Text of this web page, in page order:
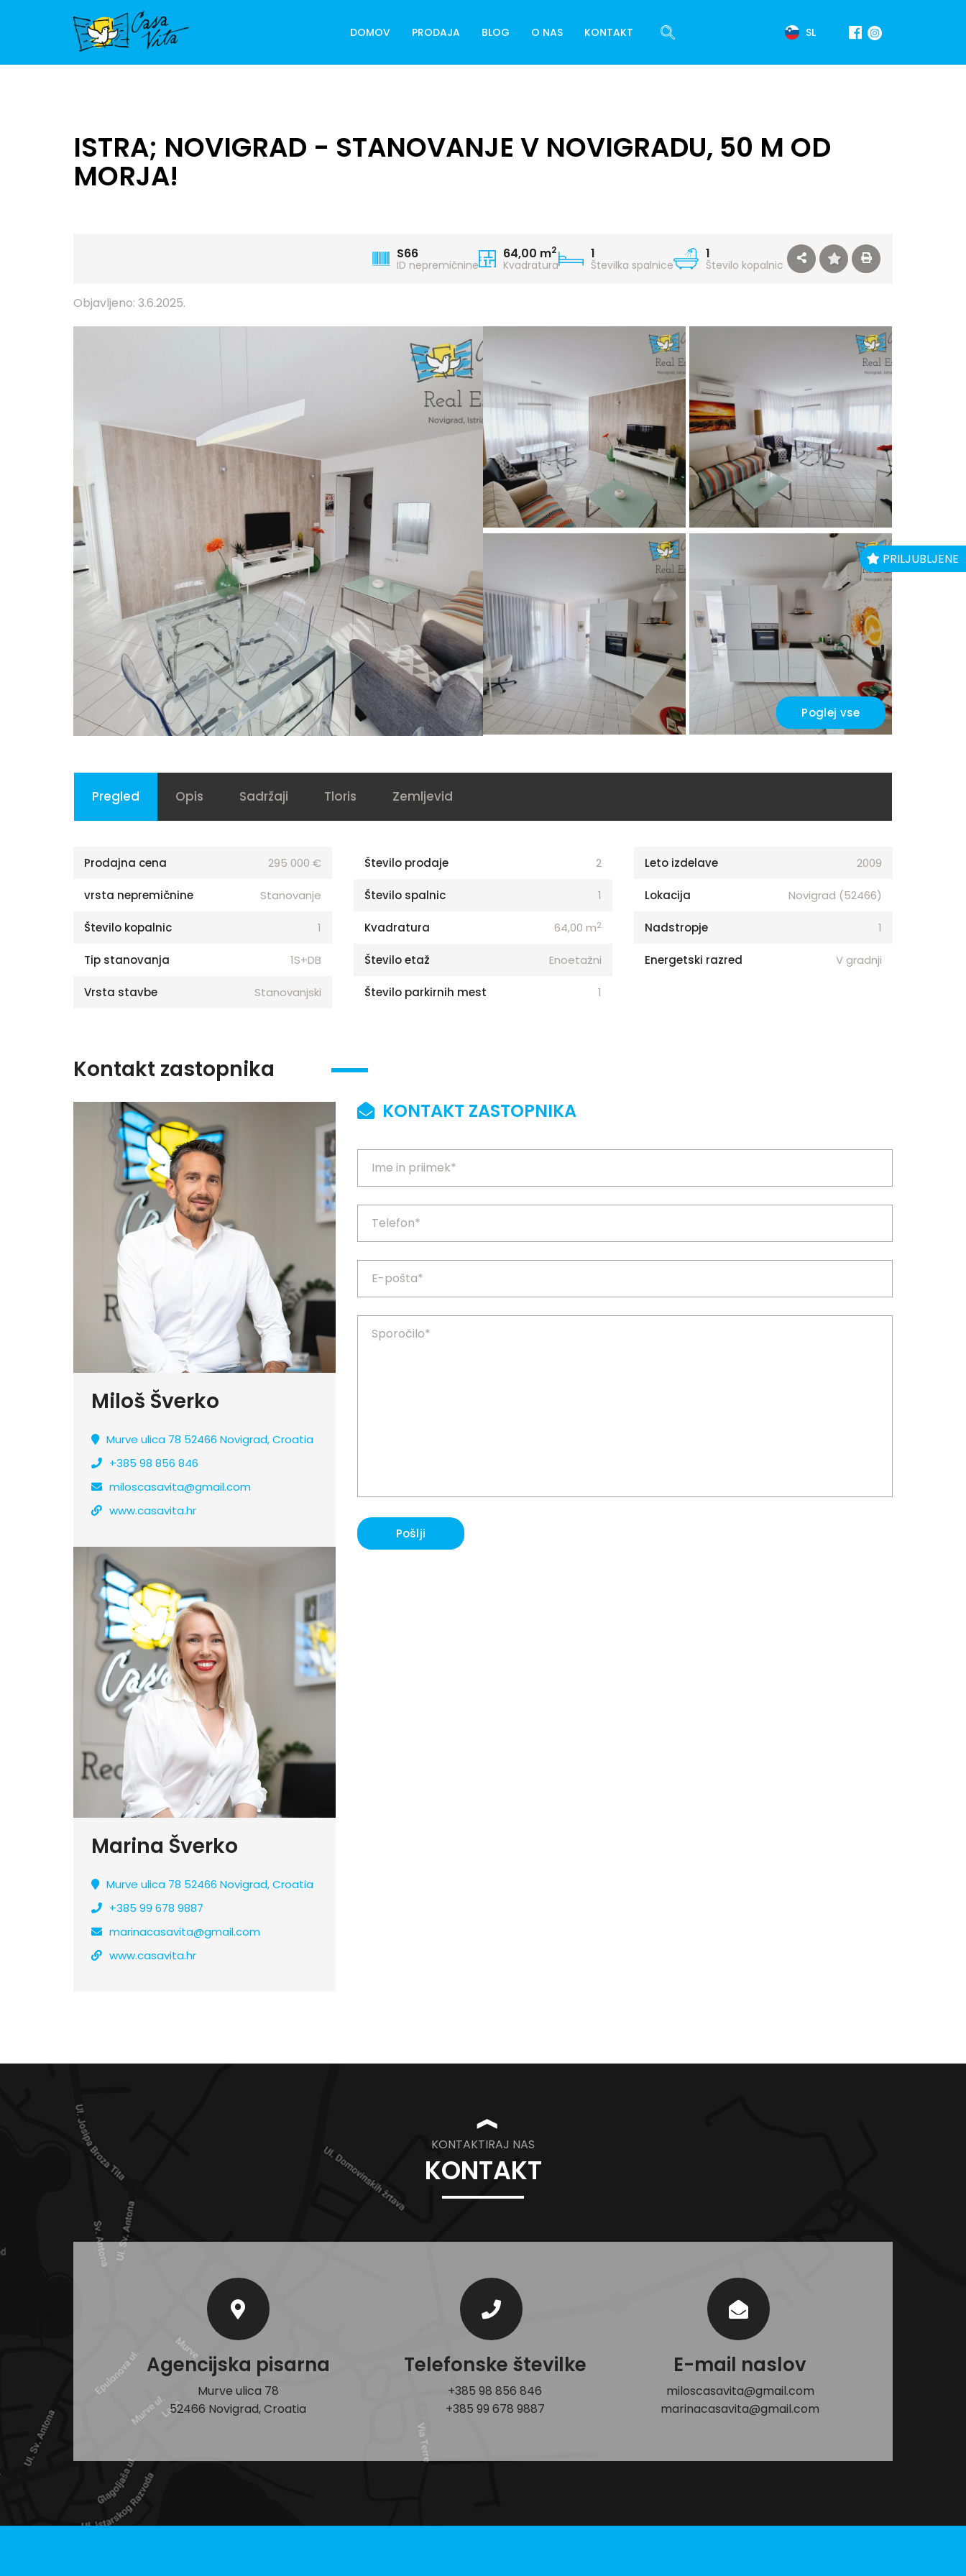
PRILJUBLJENE
DOMOV PRODAJA BLOG O NAS KONTAKT SL
ISTRA; NOVIGRAD - STANOVANJE V NOVIGRADU, 50 M OD
MORJA!
S66
ID nepremičnine
64,00 m2
Kvadratura
1
Številka spalnice
1
Število kopalnic
Objavljeno: 3.6.2025.
Poglej vse
Pregled Opis Sadržaji Tloris Zemljevid
Prodajna cena 295 000 € Število prodaje 2 Leto izdelave 2009
vrsta nepremičnine Stanovanje Število spalnic 1 Lokacija Novigrad (52466)
Število kopalnic 1 Kvadratura 64,00 m2 Nadstropje 1
Tip stanovanja 1S+DB Število etaž Enoetažni Energetski razred V gradnji
Vrsta stavbe Stanovanjski Število parkirnih mest 1
Kontakt zastopnika
Miloš Šverko
Murve ulica 78 52466 Novigrad, Croatia
+385 98 856 846
miloscasavita@gmail.com
www.casavita.hr
Marina Šverko
Murve ulica 78 52466 Novigrad, Croatia
+385 99 678 9887
marinacasavita@gmail.com
www.casavita.hr
KONTAKT ZASTOPNIKA
Pošlji
❱
KONTAKTIRAJ NAS
KONTAKT
Agencijska pisarna
Murve ulica 78
52466 Novigrad, Croatia
Telefonske številke
+385 98 856 846
+385 99 678 9887
E-mail naslov
miloscasavita@gmail.com
marinacasavita@gmail.com